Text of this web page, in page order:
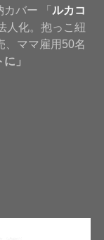
カバー 「ルカコ
人化。抱っこ紐
、ママ雇用50名
」